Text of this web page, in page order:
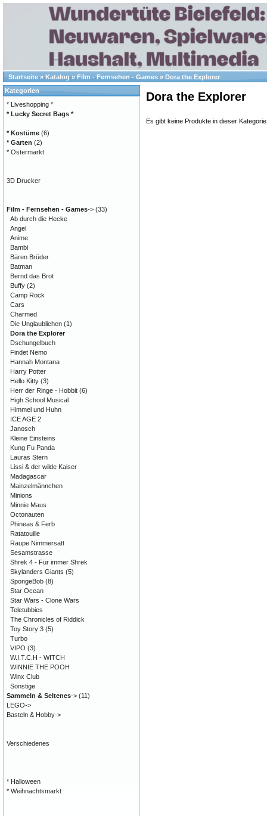
Startseite » Katalog » Film - Fernsehen - Games » Dora the Explorer
Dora the Explorer
Es gibt keine Produkte in dieser
Kategorien
* Liveshopping *
* Lucky Secret Bags *
* Kostüme (6)
* Garten (2)
* Ostermarkt
3D Drucker
Film - Fernsehen - Games-> (33)
Ab durch die Hecke
Angel
Anime
Bambi
Bären Brüder
Batman
Bernd das Brot
Buffy (2)
Camp Rock
Cars
Charmed
Die Unglaublichen (1)
Dora the Explorer
Dschungelbuch
Findet Nemo
Hannah Montana
Harry Potter
Hello Kitty (3)
Herr der Ringe - Hobbit (6)
High School Musical
Himmel und Huhn
ICE AGE 2
Janosch
Kleine Einsteins
Kung Fu Panda
Lauras Stern
Lissi & der wilde Kaiser
Madagascar
Mainzelmännchen
Minions
Minnie Maus
Octonauten
Phineas & Ferb
Ratatouille
Raupe Nimmersatt
Sesamstrasse
Shrek 4 - Für immer Shrek
Skylanders Giants (5)
SpongeBob (8)
Star Ocean
Star Wars - Clone Wars
Teletubbies
The Chronicles of Riddick
Toy Story 3 (5)
Turbo
VIPO (3)
W.I.T.C.H - WITCH
WINNIE THE POOH
Winx Club
Sonstige
Sammeln & Seltenes-> (11)
LEGO->
Basteln & Hobby->
Verschiedenes
* Halloween
* Weihnachtsmarkt